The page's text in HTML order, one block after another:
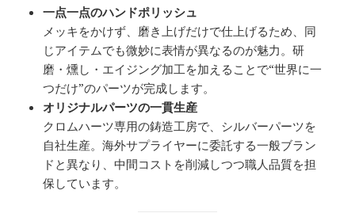
一点一点のハンドポリッシュ
メッキをかけず、磨き上げだけで仕上げるため、同
じアイテムでも微妙に表情が異なるのが魅力。研
磨・燻し・エイジング加工を加えることで“世界に一
つだけ”のパーツが完成します。
オリジナルパーツの一貫生産
クロムハーツ専用の鋳造工房で、シルバーパーツを
自社生産。海外サプライヤーに委託する一般ブラン
ドと異なり、中間コストを削減しつつ職人品質を担
保しています。